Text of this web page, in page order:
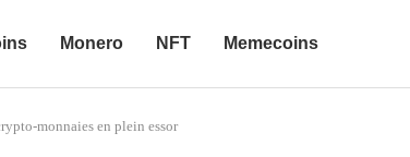
Monero NFT Memecoins
monnaies en plein essor